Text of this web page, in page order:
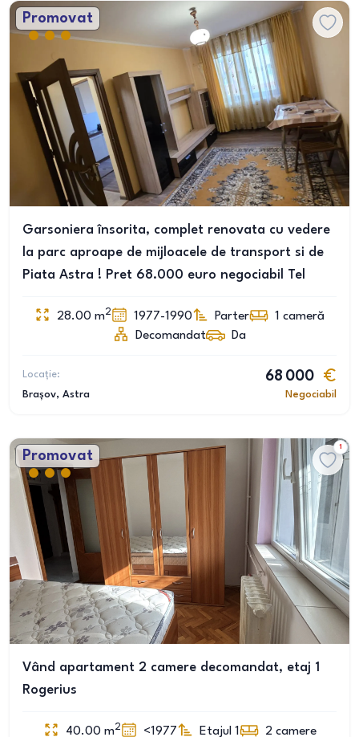
Promovat
Garsoniera însorita, complet renovata cu vedere
la parc aproape de mijloacele de transport si de
Piata Astra ! Pret 68.000 euro negociabil Tel
28.00 m2 1977-1990 Parter 1 cameră
Decomandat
Da
Locație:
Brașov, Astra
68 000
Negociabil
Promovat
1
Vând apartament 2 camere decomandat, etaj 1
Rogerius
40.00 m2 <1977 Etajul 1 2 camere